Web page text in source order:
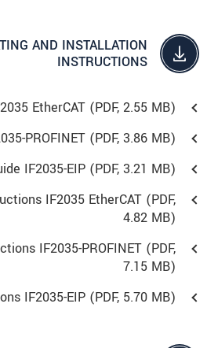
AND INSTALLATION
INSTRUCTIONS
EtherCAT (PDF, 2.55 MB)
PROFINET (PDF, 3.86 MB)
IF2035-EIP (PDF, 3.21 MB)
IF2035 EtherCAT (PDF,
4.82 MB)
IF2035-PROFINET (PDF,
7.15 MB)
IF2035-EIP (PDF, 5.70 MB)